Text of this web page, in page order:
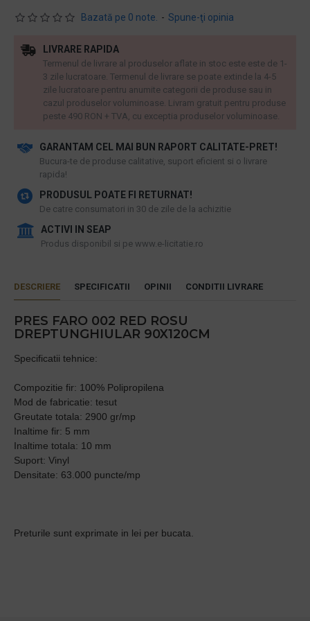
Bazată pe 0 note. - Spune-ţi opinia
GARANTAM CEL MAI BUN RAPORT CALITATE-PRET!
​Bucura-te de produse calitative, suport eficient si o livrare
rapida!
PRODUSUL POATE FI RETURNAT!
De catre consumatori in 30 de zile de la achizitie
ACTIVI IN SEAP
Produs disponibil si pe www.e-licitatie.ro
LIVRARE RAPIDA
Termenul de livrare al produselor aflate in stoc este este de 1-
3 zile lucratoare. Termenul de livrare se poate extinde la 4-5
zile lucratoare pentru anumite categorii de produse sau in
cazul produselor voluminoase. Livram gratuit pentru produse
peste 490 RON + TVA, cu exceptia produselor voluminoase.
DESCRIERE SPECIFICATII OPINII CONDITII LIVRARE
PRES FARO 002 RED ROSU
DREPTUNGHIULAR 90X120CM
Specificatii tehnice:
Compozitie fir: 100% Polipropilena
Mod de fabricatie: tesut
Greutate totala: 2900 gr/mp
Inaltime fir: 5 mm
Inaltime totala: 10 mm
Suport: Vinyl
Densitate: 63.000 puncte/mp
Preturile sunt exprimate in lei per bucata.